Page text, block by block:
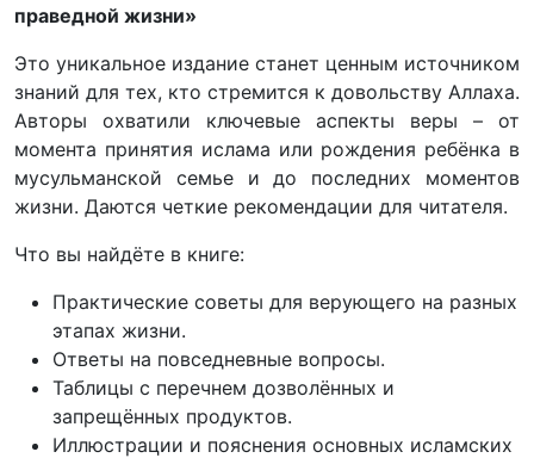
праведной жизни»
Это уникальное издание станет ценным источником
знаний для тех, кто стремится к довольству Аллаха.
Авторы охватили ключевые аспекты веры – от
момента принятия ислама или рождения ребёнка в
мусульманской семье и до последних моментов
жизни. Даются четкие рекомендации для читателя.
Что вы найдёте в книге:
Практические советы для верующего на разных
этапах жизни.
Ответы на повседневные вопросы.
Таблицы с перечнем дозволённых и
запрещённых продуктов.
Иллюстрации и пояснения основных исламских